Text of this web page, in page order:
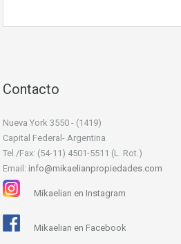
Contacto
Nueva York 3550 - (1419)
Capital Federal- Argentina
Tel./Fax: (54-11) 4501-5511 (L. Rot.)
Email: info@mikaelianpropiedades.com
Mikaelian en Instagram
Mikaelian en Facebook